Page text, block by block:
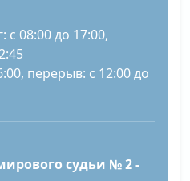
с 08:00 до 17:00,
перерыв: с 12:00 до
судьи № 2 -